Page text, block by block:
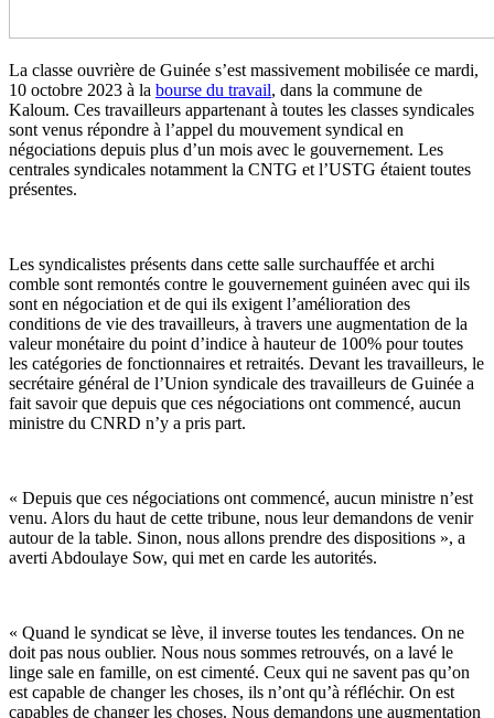
La classe ouvrière de Guinée s’est massivement mobilisée ce mardi,
10 octobre 2023 à la bourse du travail, dans la commune de
Kaloum. Ces travailleurs appartenant à toutes les classes syndicales
sont venus répondre à l’appel du mouvement syndical en
négociations depuis plus d’un mois avec le gouvernement. Les
centrales syndicales notamment la CNTG et l’USTG étaient toutes
présentes.
Les syndicalistes présents dans cette salle surchauffée et archi
comble sont remontés contre le gouvernement guinéen avec qui ils
sont en négociation et de qui ils exigent l’amélioration des
conditions de vie des travailleurs, à travers une augmentation de la
valeur monétaire du point d’indice à hauteur de 100% pour toutes
les catégories de fonctionnaires et retraités. Devant les travailleurs, le
secrétaire général de l’Union syndicale des travailleurs de Guinée a
fait savoir que depuis que ces négociations ont commencé, aucun
ministre du CNRD n’y a pris part.
« Depuis que ces négociations ont commencé, aucun ministre n’est
venu. Alors du haut de cette tribune, nous leur demandons de venir
autour de la table. Sinon, nous allons prendre des dispositions », a
averti Abdoulaye Sow, qui met en carde les autorités.
« Quand le syndicat se lève, il inverse toutes les tendances. On ne
doit pas nous oublier. Nous nous sommes retrouvés, on a lavé le
linge sale en famille, on est cimenté. Ceux qui ne savent pas qu’on
est capable de changer les choses, ils n’ont qu’à réfléchir. On est
capables de changer les choses. Nous demandons une augmentation